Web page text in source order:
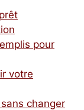
pour
votre
changer